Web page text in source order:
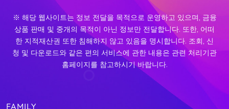
※ 해당 웹사이트는 정보 전달을 목적으로 운영하고 있으며, 금융
상품 판매 및 중개의 목적이 아닌 정보만 전달합니다. 또한, 어떠
한 지적재산권 또한 침해하지 않고 있음을 명시합니다. 조회, 신
청 및 다운로드와 같은 편의 서비스에 관한 내용은 관련 처리기관
홈페이지를 참고하시기 바랍니다.
FAMILY